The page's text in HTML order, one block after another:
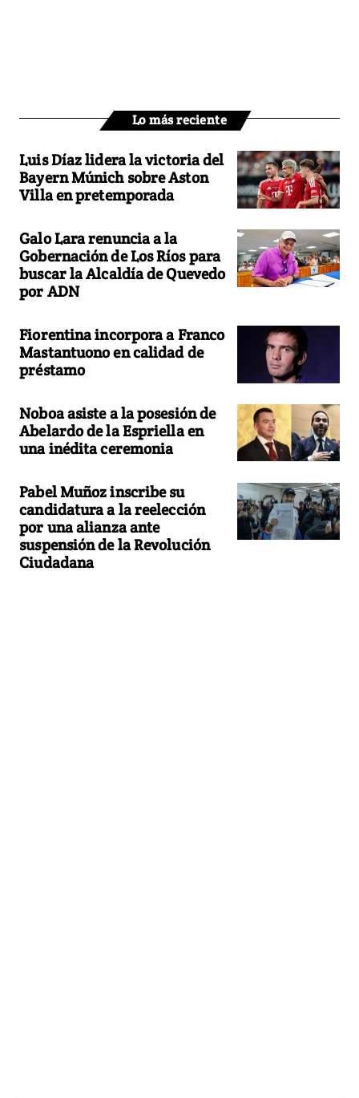
Lo más reciente
Luis Díaz lidera la victoria del
Bayern Múnich sobre Aston
Villa en pretemporada
Galo Lara renuncia a la
Gobernación de Los Ríos para
buscar la Alcaldía de Quevedo
por ADN
Fiorentina incorpora a Franco
Mastantuono en calidad de
préstamo
Noboa asiste a la posesión de
Abelardo de la Espriella en
una inédita ceremonia
Pabel Muñoz inscribe su
candidatura a la reelección
por una alianza ante
suspensión de la Revolución
Ciudadana